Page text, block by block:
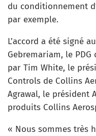
du conditionnement
par exemple.
L’accord a été signé
Gebremariam, le
par Tim White, le
Controls de Collins
Agrawal, le président
produits Collins
« Nous sommes très